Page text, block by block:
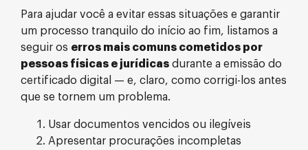
Para ajudar você a evitar essas situações e garantir
um processo tranquilo do início ao fim, listamos a
seguir os erros mais comuns cometidos por
pessoas físicas e jurídicas durante a emissão do
certificado digital — e, claro, como corrigi-los antes
que se tornem um problema.
Usar documentos vencidos ou ilegíveis
Apresentar procurações incompletas